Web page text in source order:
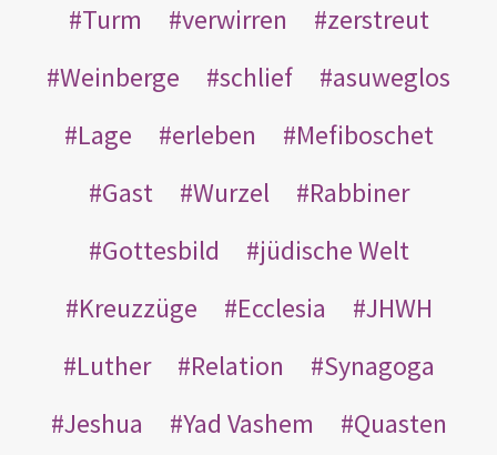
Turm
verwirren
zerstreut
Weinberge
schlief
asuweglos
Lage
erleben
Mefiboschet
Gast
Wurzel
Rabbiner
Gottesbild
jüdische Welt
Kreuzzüge
Ecclesia
JHWH
Luther
Relation
Synagoga
Jeshua
Yad Vashem
Quasten